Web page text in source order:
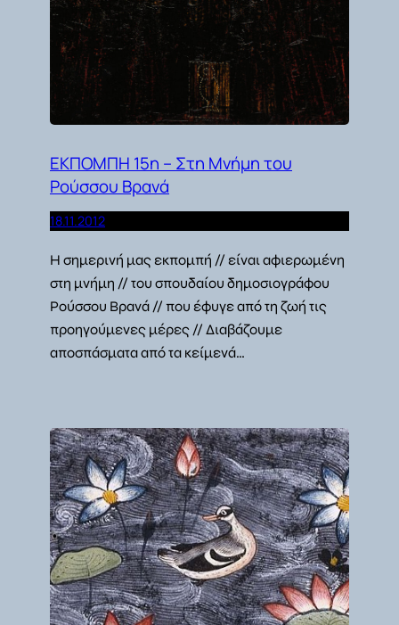
ΕΚΠΟΜΠΗ 15η – Στη Μνήμη του
Ρούσσου Βρανά
18.11.2012
Η σημερινή μας εκπομπή // είναι αφιερωμένη
στη μνήμη // του σπουδαίου δημοσιογράφου
Ρούσσου Βρανά // που έφυγε από τη ζωή τις
προηγούμενες μέρες // Διαβάζουμε
αποσπάσματα από τα κείμενά…